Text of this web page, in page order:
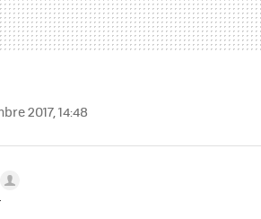
2017, 14:48